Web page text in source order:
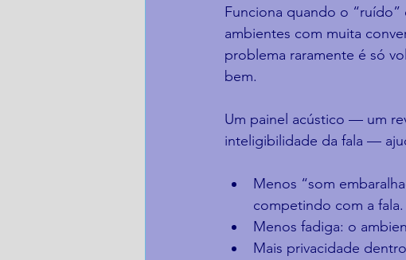
Funciona quando o
ambientes com muita
problema raramente é só
bem.
Um painel acústico — um
inteligibilidade da fala —
Menos “som
competindo com a fala.
Menos fadiga: o
Mais privacidade